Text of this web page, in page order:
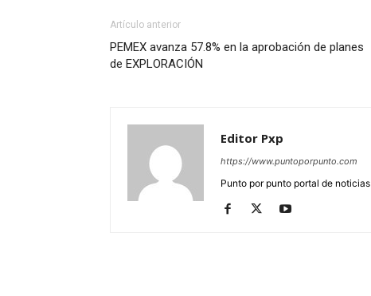
Artículo anterior
PEMEX avanza 57.8% en la aprobación de planes
de EXPLORACIÓN
Editor Pxp
https://www.puntoporpunto.com
Punto por punto portal de noticias